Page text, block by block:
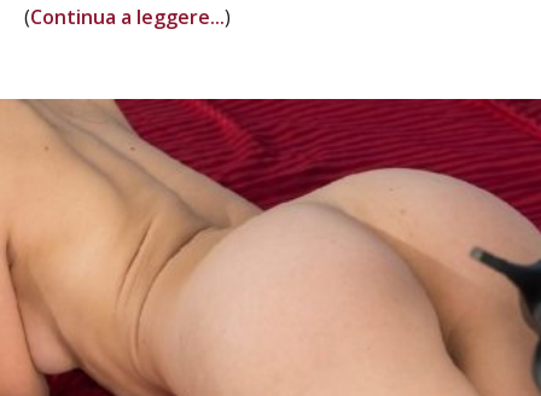
(Continua a leggere...)